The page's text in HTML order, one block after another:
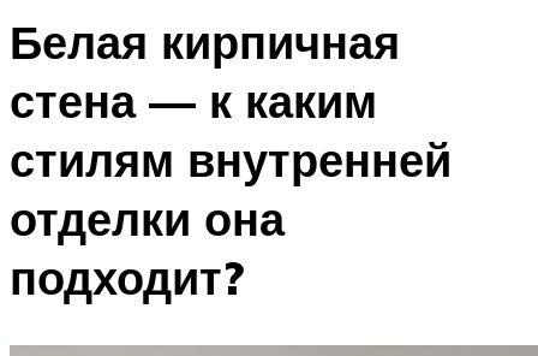
Белая кирпичная
стена — к каким
стилям внутренней
отделки она
подходит?